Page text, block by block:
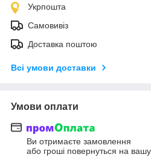
Укрпошта
Самовивіз
Доставка поштою
Всі умови доставки
Умови оплати
Ви отримаєте замовлення
або гроші повернуться на вашу